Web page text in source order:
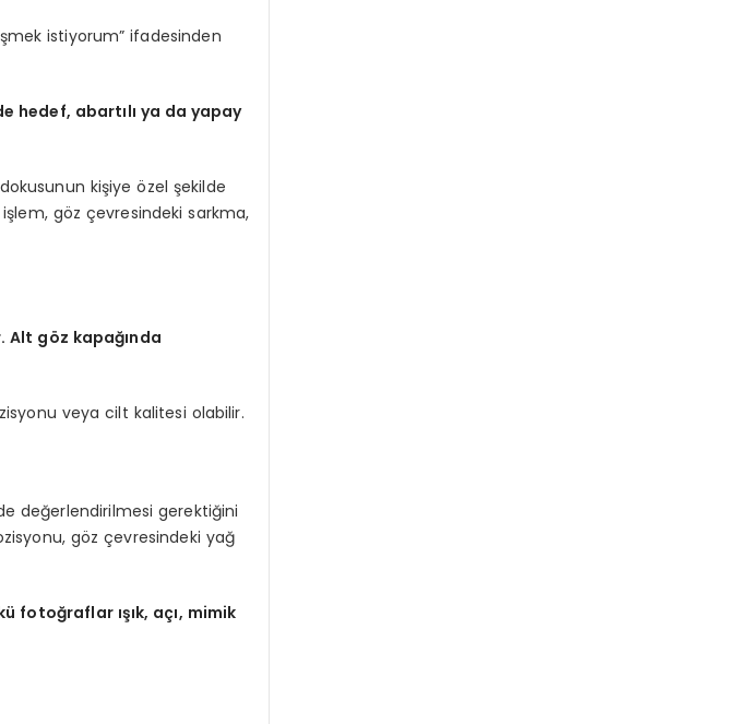
istiyorum” ifadesinden
hedef, abartılı ya da yapay
kişiye özel şekilde
göz çevresindeki sarkma,
Alt göz kapağında
veya cilt kalitesi olabilir.
değerlendirilmesi gerektiğini
göz çevresindeki yağ
fotoğraflar ışık, açı, mimik